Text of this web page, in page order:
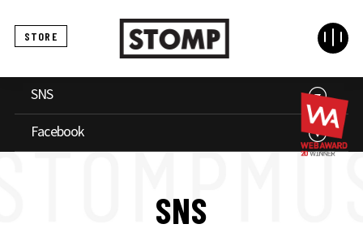
STORE
SNS
Facebook
SNS